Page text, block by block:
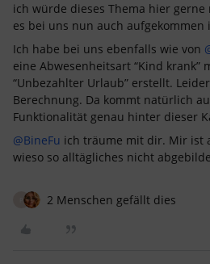
ich würde dieses Thema hier
es bei uns nun auch aufgekommen
Ich habe bei uns ebenfalls wie von ​
eine Abwesenheitsart “Kind krank”
“Unbezahlter Urlaub” erstellt.
Berechnung. Da kommt natürlich
Funktionalität genau hinter dieser
@BineFu ich träume mit dir. Mir ist
wieso so alltägliches nicht
2 Menschen gefällt dies